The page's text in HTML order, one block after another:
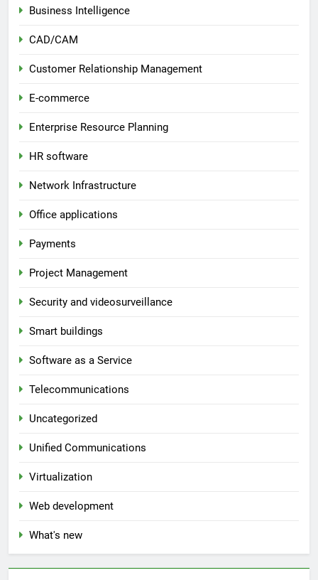
Business Intelligence
CAD/CAM
Customer Relationship Management
E-commerce
Enterprise Resource Planning
HR software
Network Infrastructure
Office applications
Payments
Project Management
Security and videosurveillance
Smart buildings
Software as a Service
Telecommunications
Uncategorized
Unified Communications
Virtualization
Web development
What's new